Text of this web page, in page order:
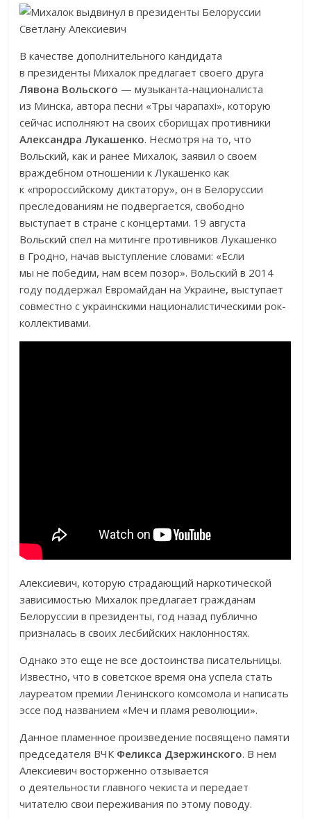
В качестве дополнительного кандидата
в президенты Михалок предлагает своего друга
Лявона Вольского — музыканта-националиста
из Минска, автора песни «Тры чарапахі», которую
сейчас исполняют на своих сборищах противники
Александра Лукашенко. Несмотря на то, что
Вольский, как и ранее Михалок, заявил о своем
враждебном отношении к Лукашенко как
к «пророссийскому диктатору», он в Белоруссии
преследованиям не подвергается, свободно
выступает в стране с концертами. 19 августа
Вольский спел на митинге противников Лукашенко
в Гродно, начав выступление словами: «Если
мы не победим, нам всем позор». Вольский в 2014
году поддержал Евромайдан на Украине, выступает
совместно с украинскими националистическими рок-
коллективами.
Алексиевич, которую страдающий наркотической
зависимостью Михалок предлагает гражданам
Белоруссии в президенты, год назад публично
призналась в своих лесбийских наклонностях.
Однако это еще не все достоинства писательницы.
Известно, что в советское время она успела стать
лауреатом премии Ленинского комсомола и написать
эссе под названием «Меч и пламя революции».
Данное пламенное произведение посвящено памяти
председателя ВЧК Феликса Дзержинского. В нем
Алексиевич восторженно отзывается
о деятельности главного чекиста и передает
читателю свои переживания по этому поводу.